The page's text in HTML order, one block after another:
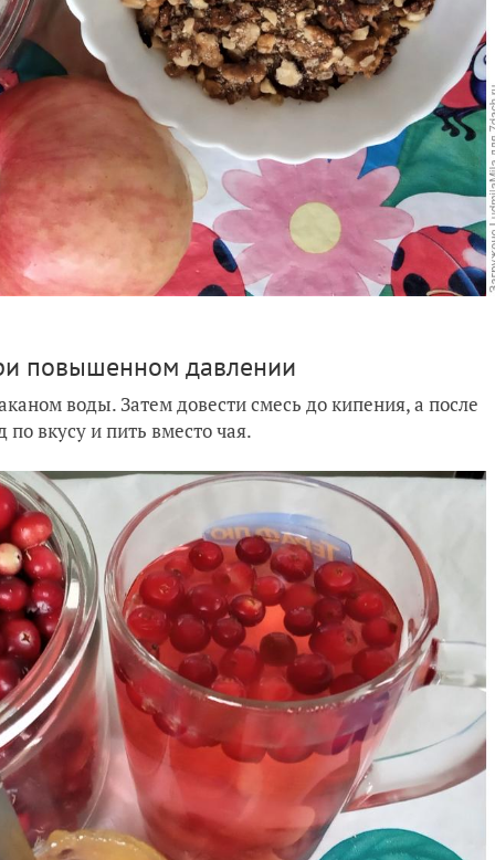
повышенном давлении
воды. Затем довести смесь до кипения, а после
вкусу и пить вместо чая.